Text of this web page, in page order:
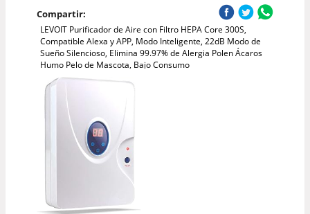
Compartir:
LEVOIT Purificador de Aire con Filtro HEPA Core 300S,
Compatible Alexa y APP, Modo Inteligente, 22dB Modo de
Sueño Silencioso, Elimina 99.97% de Alergia Polen Ácaros
Humo Pelo de Mascota, Bajo Consumo